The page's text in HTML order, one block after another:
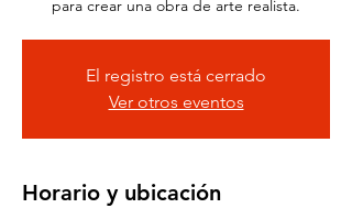
para crear una obra de arte realista.
El registro está cerrado
Ver otros eventos
Horario y ubicación